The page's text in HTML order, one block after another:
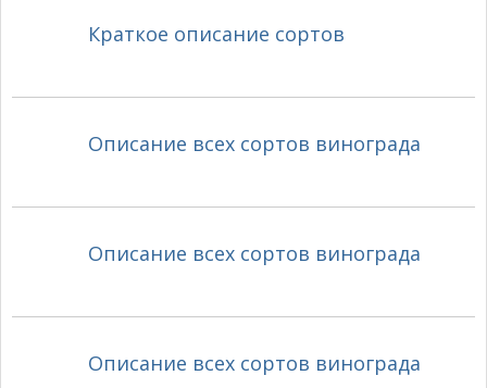
Краткое описание сортов
Описание всех сортов винограда
Описание всех сортов винограда
Описание всех сортов винограда